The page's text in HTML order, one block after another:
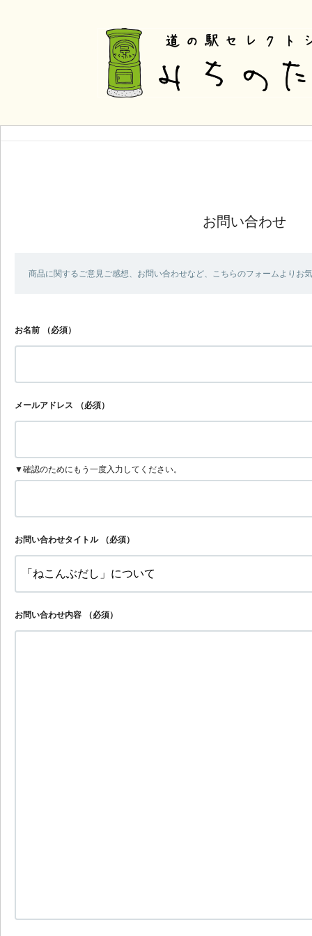
お問い合わせ
商品に関するご意見ご感想、お問い合わせなど、こちらのフォームよりお
お名前 （必須）
メールアドレス （必須）
▼確認のためにもう一度入力してください。
お問い合わせタイトル （必須）
お問い合わせ内容 （必須）